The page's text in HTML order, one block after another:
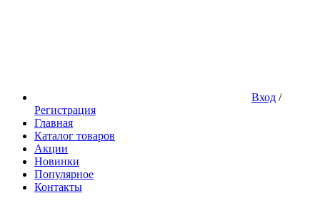
Вход /
Регистрация
Главная
Каталог товаров
Акции
Новинки
Популярное
Контакты